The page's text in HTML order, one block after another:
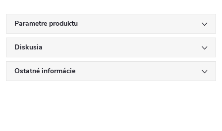
Parametre produktu
Diskusia
Ostatné informácie